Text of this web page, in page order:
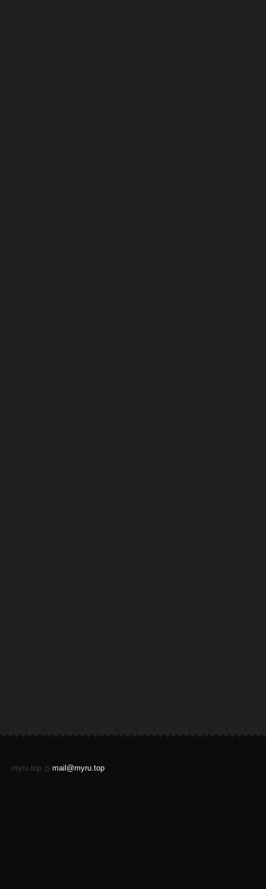
myru.top © mail@myru.top